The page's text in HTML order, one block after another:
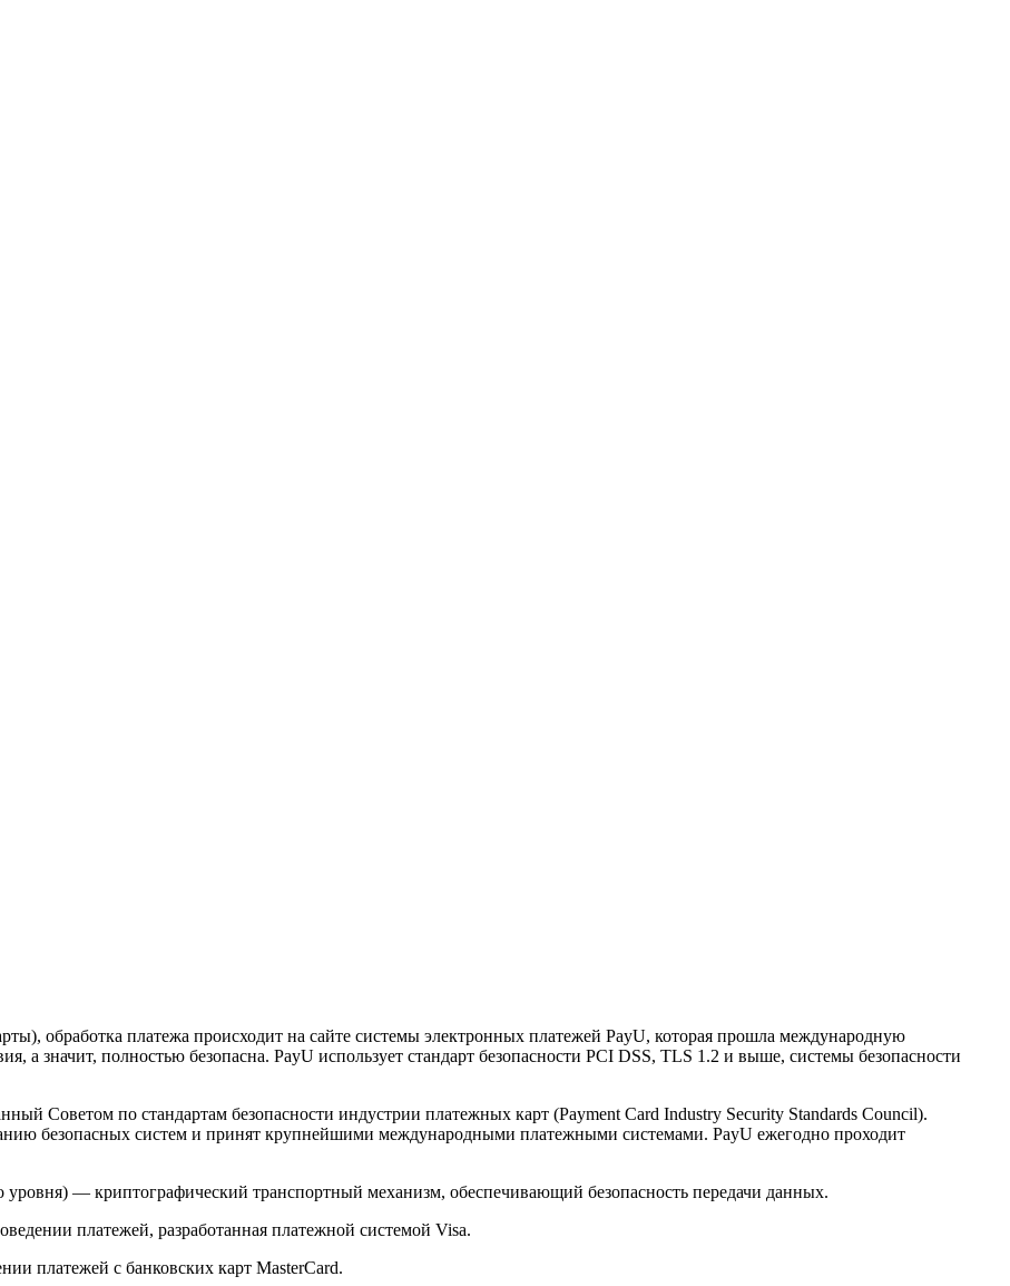
обработка платежа происходит на сайте системы электронных платежей PayU, которая прошла международную
а значит, полностью безопасна. PayU использует стандарт безопасности PCI DSS, TLS 1.2 и выше, системы безопасности
Советом по стандартам безопасности индустрии платежных карт (Payment Card Industry Security Standards Council).
безопасных систем и принят крупнейшими международными платежными системами. PayU ежегодно проходит
— криптографический транспортный механизм, обеспечивающий безопасность передачи данных.
платежей, разработанная платежной системой Visa.
платежей с банковских карт MasterCard.